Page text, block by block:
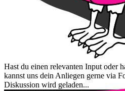
Hast du einen relevanten Input oder
kannst uns dein Anliegen gerne via
Diskussion wird geladen...